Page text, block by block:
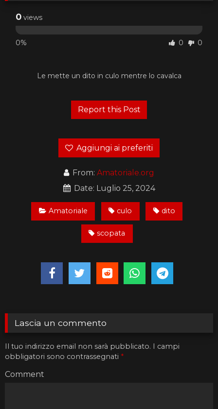
0 views
0% 0 0
Le mette un dito in culo mentre lo cavalca
Aggiungi ai preferiti
From: Amatoriale.org
Date: Luglio 25, 2024
Amatoriale culo dito
scopata
Lascia un commento
Il tuo indirizzo email non sarà pubblicato. I campi
obbligatori sono contrassegnati *
Comment